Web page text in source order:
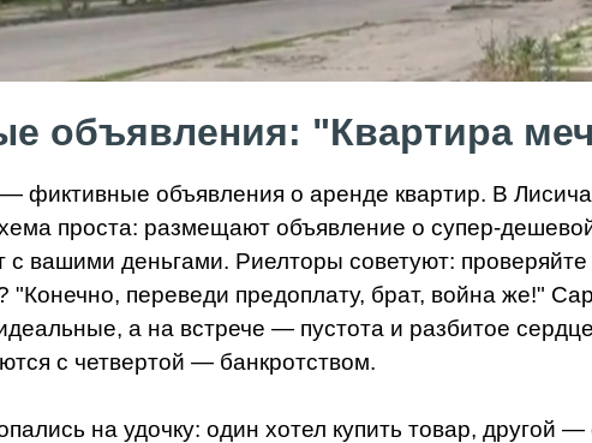
объявления: "Квартира
— фиктивные объявления о аренде квартир. В
проста: размещают объявление о супер-
вашими деньгами. Риелторы советуют: проверяйте
"Конечно, переведи предоплату, брат, война же!"
а на встрече — пустота и разбитое
с четвертой — банкротством.
на удочку: один хотел купить товар, другой